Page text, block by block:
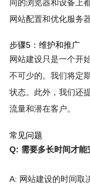
同的浏览器和设备上
网站配置和优化服务
步骤5：维护和推广
网站建设只是一个开
不可少的。我们将定
状态。此外，我们还
流量和潜在客户。
常见问题
Q: 需要多长时间才能
A: 网站建设的时间取